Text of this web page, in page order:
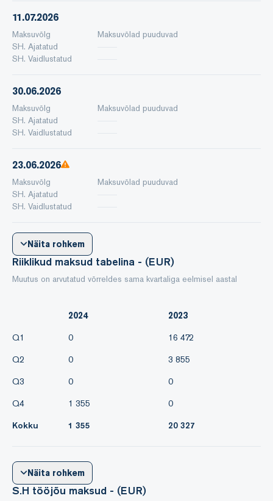
11.07.2026
Maksuvõlg
Maksuvõlad puuduvad
SH. Ajatatud
SH. Vaidlustatud
30.06.2026
Maksuvõlg
Maksuvõlad puuduvad
SH. Ajatatud
SH. Vaidlustatud
23.06.2026
Maksuvõlg
Maksuvõlad puuduvad
SH. Ajatatud
SH. Vaidlustatud
Näita rohkem
Riiklikud maksud tabelina - (EUR)
Muutus on arvutatud võrreldes sama kvartaliga eelmisel aastal
2024
2023
Q1
0
16 472
Q2
0
3 855
Q3
0
0
Q4
1 355
0
Kokku
1 355 20 327
Näita rohkem
S.H tööjõu maksud - (EUR)